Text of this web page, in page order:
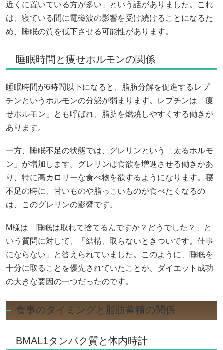
近くに置いている方が多い」という話がありました。これ
は、寝ている間に電磁波の影響を受け続けることになるた
め、睡眠の質を低下させる可能性があります。
睡眠時間と痩せホルモンの関係
睡眠時間が6時間以下になると、脂肪分解を促進するレプ
チンというホルモンの分泌が弱まります。レプチンは「痩
せホルモン」とも呼ばれ、脂肪を燃焼しやすくする働きが
あります。
一方、睡眠不足の状態では、グレリンという「太るホルモ
ン」が増加します。グレリンは食欲を増進させる働きがあ
り、特に高カロリーな食べ物を欲するようになります。寝
不足の時に、甘いものや脂っこいものが食べたくなるの
は、このグレリンの影響です。
M様は「睡眠は取れて捨てるんですか？どうでした？」と
いう質問に対して、「結構、取らないときついです。仕事
にならない」と答えられていました。このように、睡眠を
十分に取ることを優先されていたことが、ダイエット成功
の大きな要因の一つだったのです。
食事のタイミングと脂肪蓄積の関係
BMAL1タンパク質と体内時計